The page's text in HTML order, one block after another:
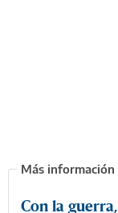
Con la